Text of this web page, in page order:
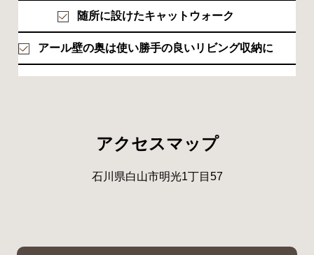
随所に設けたキャットウォーク
アール壁の奥は使い勝手の良いリビング収納に
アクセスマップ
石川県白山市明光1丁目57